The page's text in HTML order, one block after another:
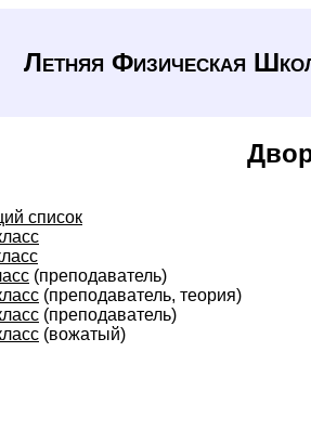
Летняя Физическая
список
(преподаватель)
(преподаватель, теория)
(преподаватель)
(вожатый)